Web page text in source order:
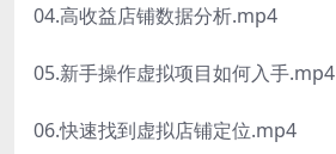
04.高收益店铺数据分析.mp4
05.新手操作虚拟项目如何入手.mp4
06.快速找到虚拟店铺定位.mp4